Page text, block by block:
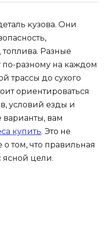
кузова. Они
Разные
разному на каждом
трассы до сухого
ориентироваться
условий езды и
вам
купить. Это не
том, что правильная
ясной цели.